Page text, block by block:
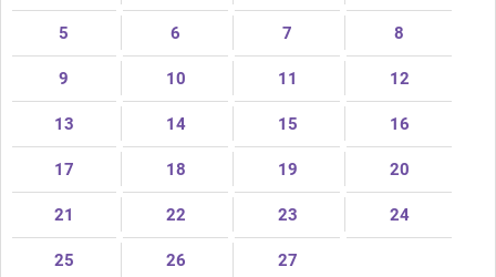
5 6 7 8
9 10 11 12
13 14 15 16
17 18 19 20
21 22 23 24
25 26 27